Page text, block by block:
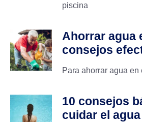
piscina
Ahorrar agua
consejos
Para ahorrar agua en
10 consejos
cuidar el